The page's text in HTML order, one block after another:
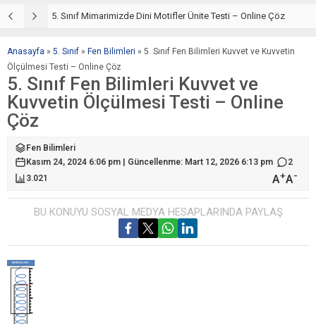
5. Sınıf Mimarimizde Dini Motifler Ünite Testi – Online Çöz
Anasayfa » 5. Sınıf » Fen Bilimleri » 5. Sınıf Fen Bilimleri Kuvvet ve Kuvvetin
Ölçülmesi Testi – Online Çöz
5. Sınıf Fen Bilimleri Kuvvet ve
Kuvvetin Ölçülmesi Testi – Online
Çöz
Fen Bilimleri
Kasım 24, 2024 6:06 pm | Güncellenme: Mart 12, 2026 6:13 pm
2
3.021
A+A-
BU KONUYU SOSYAL MEDYA HESAPLARINDA PAYLAŞ